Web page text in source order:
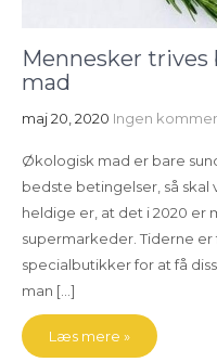
Mennesker trives
mad
maj 20, 2020 Ingen
Økologisk mad er bare
bedste betingelser, så
heldige er, at det i 2020 er
supermarkeder. Tiderne
specialbutikker for at få
man […]
Læs mere »